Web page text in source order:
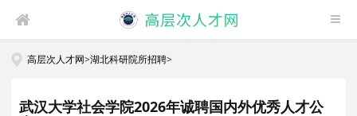
高层次人才网>湖北科研院所招聘>
武汉大学社会学院2026年诚聘国内外优秀人才公